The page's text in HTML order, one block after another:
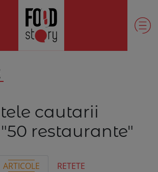
cautarii
"50 restaurante"
ARTICOLE RETETE